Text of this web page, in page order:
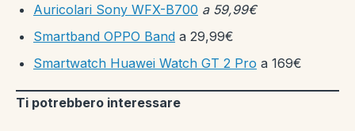
Auricolari Sony WFX-B700 a 59,99€
Smartband OPPO Band a 29,99€
Smartwatch Huawei Watch GT 2 Pro a 169€
Ti potrebbero interessare